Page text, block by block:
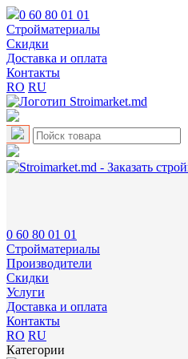
0 60 80 01 01
Cтройматериалы
Скидки
Доставка и оплата
Контакты
RO RU
0 60 80 01 01
Cтройматериалы
Производители
Скидки
Услуги
Доставка и оплата
Контакты
RO RU
Категории